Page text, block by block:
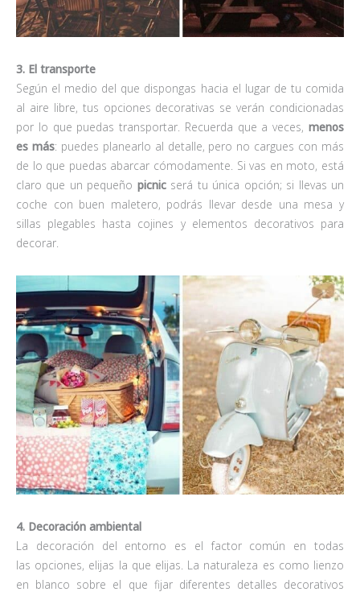
3. El transporte
Según el medio del que dispongas hacia el lugar de tu comida
al aire libre, tus opciones decorativas se verán condicionadas
por lo que puedas transportar. Recuerda que a veces, menos
es más: puedes planearlo al detalle, pero no cargues con más
de lo que puedas abarcar cómodamente. Si vas en moto, está
claro que un pequeño picnicserá tu única opción; si llevas un
coche con buen maletero, podrás llevar desde una mesa y
sillas plegables hasta cojines y elementos decorativos para
decorar.
4. Decoración ambiental
La decoración del entorno es el factor común en todas
las opciones, elijas la que elijas. La naturaleza es como lienzo
en blanco sobre el que fijar diferentes detalles decorativos